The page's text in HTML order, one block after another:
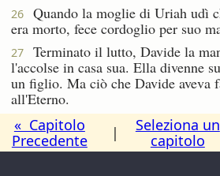
26
Quando la moglie di Uriah udì
era morto, fece cordoglio per suo
27
Terminato il lutto, Davide la
l'accolse in casa sua. Ella divenne
un figlio. Ma ciò che Davide aveva
all'Eterno.
« Capitolo
Precedente
|
Seleziona un
capitolo